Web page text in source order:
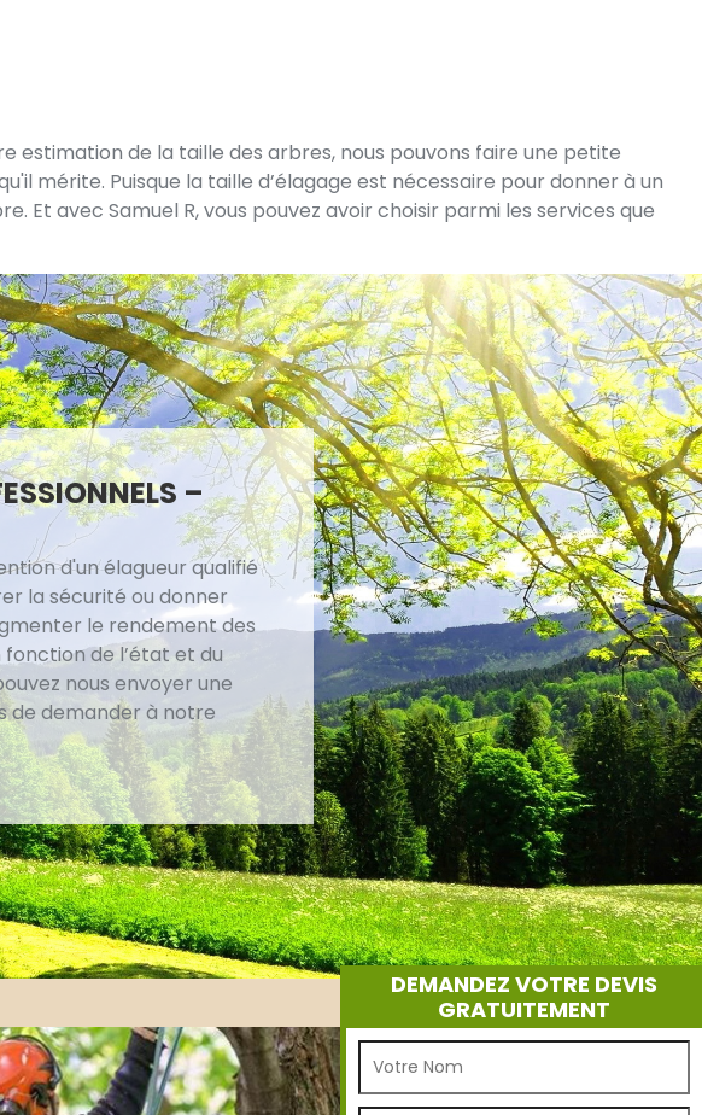
DEMANDEZ VOTRE DEVIS
GRATUITEMENT
estimation de la taille des arbres, nous pouvons faire une petite
mérite. Puisque la taille d’élagage est nécessaire pour donner à un
Et avec Samuel R, vous pouvez avoir choisir parmi les services que
–
d'un élagueur qualifié
la sécurité ou donner
le rendement des
de l’état et du
nous envoyer une
de demander à notre